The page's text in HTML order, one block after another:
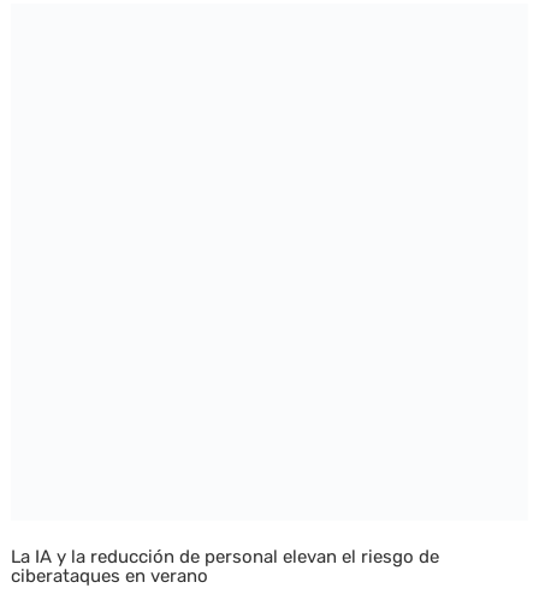
La IA y la reducción de personal elevan el riesgo de
ciberataques en verano